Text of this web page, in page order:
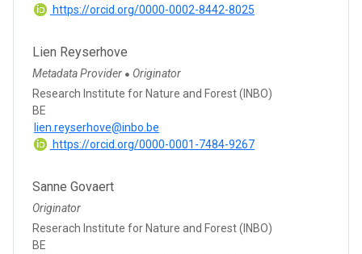
https://orcid.org/0000-0002-8442-8025
Lien Reyserhove
Metadata Provider ● Originator
Research Institute for Nature and Forest (INBO)
BE
lien.reyserhove@inbo.be
https://orcid.org/0000-0001-7484-9267
Sanne Govaert
Originator
Reserach Institute for Nature and Forest (INBO)
BE